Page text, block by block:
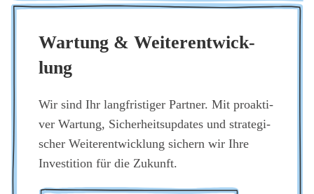
War­tung & Wei­ter­ent­wick­
lung
Wir sind Ihr lang­fris­ti­ger Part­ner. Mit pro­ak­ti­
ver War­tung, Sicher­heits­up­dates und stra­te­gi­
scher Wei­ter­ent­wick­lung sichern wir Ihre
Inves­ti­ti­on für die Zukunft.